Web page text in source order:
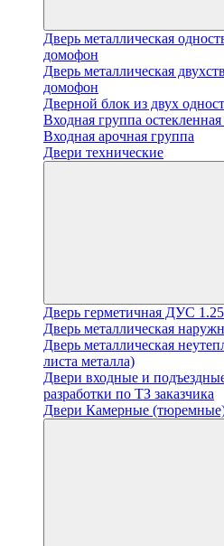
Дверь металлическая
домофон
Дверь металлическая
домофон
Дверной блок из двух
Входная группа
Входная арочная группа
Двери технические
Дверь герметичная ДУС
Дверь металлическая
Дверь металлическая
листа металла)
Двери входные и
разработки по ТЗ заказчика
Двери Камерные